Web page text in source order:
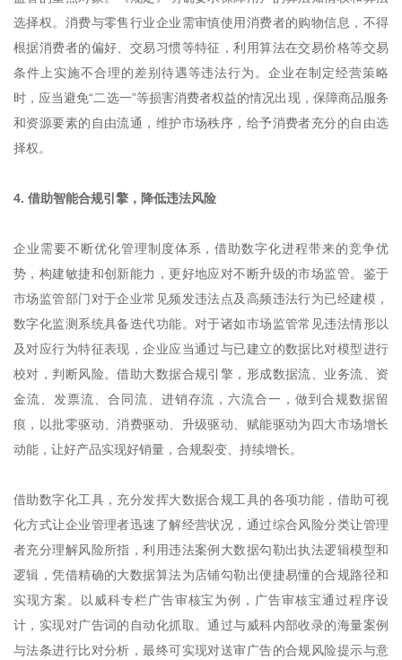
选择权。消费与零售行业企业需审慎使用消费者的购物信息，不得
根据消费者的偏好、交易习惯等特征，利用算法在交易价格等交易
条件上实施不合理的差别待遇等违法行为。企业在制定经营策略
时，应当避免“二选一”等损害消费者权益的情况出现，保障商品服务
和资源要素的自由流通，维护市场秩序，给予消费者充分的自由选
择权。
4. 借助智能合规引擎，降低违法风险
企业需要不断优化管理制度体系，借助数字化进程带来的竞争优
势，构建敏捷和创新能力，更好地应对不断升级的市场监管。鉴于
市场监管部门对于企业常见频发违法点及高频违法行为已经建模，
数字化监测系统具备迭代功能。对于诸如市场监管常见违法情形以
及对应行为特征表现，企业应当通过与已建立的数据比对模型进行
校对，判断风险。借助大数据合规引擎，形成数据流、业务流、资
金流、发票流、合同流、进销存流，六流合一，做到合规数据留
痕，以批零驱动、消费驱动、升级驱动、赋能驱动为四大市场增长
动能，让好产品实现好销量，合规裂变、持续增长。
借助数字化工具，充分发挥大数据合规工具的各项功能，借助可视
化方式让企业管理者迅速了解经营状况，通过综合风险分类让管理
者充分理解风险所指，利用违法案例大数据勾勒出执法逻辑模型和
逻辑，凭借精确的大数据算法为店铺勾勒出便捷易懂的合规路径和
实现方案。以威科专栏广告审核宝为例，广告审核宝通过程序设
计，实现对广告词的自动化抓取。通过与威科内部收录的海量案例
与法条进行比对分析，最终可实现对送审广告的合规风险提示与意